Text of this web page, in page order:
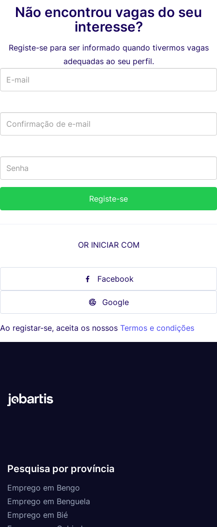
Não encontrou vagas do seu
interesse?
Registe-se para ser informado quando tivermos vagas
adequadas ao seu perfil.
OR INICIAR COM
Facebook
Google
Ao registar-se, aceita os nossos Termos e condições
Pesquisa por província
Emprego em Bengo
Emprego em Benguela
Emprego em Bié